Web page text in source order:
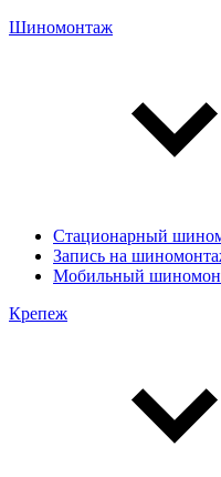
Шиномонтаж
Стационарный
Запись на
Мобильный
Крепеж